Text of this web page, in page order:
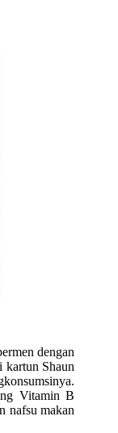
dengan
kartun Shaun
Vitamin B
nafsu makan